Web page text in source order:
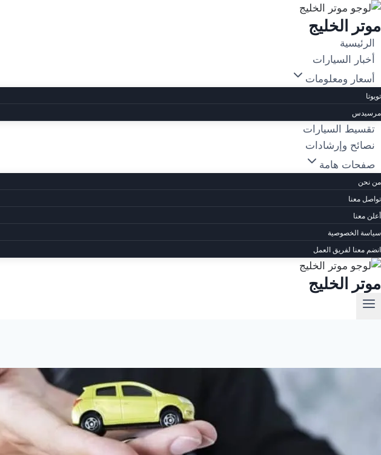
التجاوز
إلى
المحتوى
موتر الخليج
الرئيسية
أخبار السيارات
أسعار ومعلومات
تويوتا
مرسيدس
تقسيط السيارات
نصائح وإرشادات
صفحات هامة
من نحن
تواصل معنا
أعلن معنا
سياسة الخصوصية
انضم معنا لفريق العمل
موتر الخليج